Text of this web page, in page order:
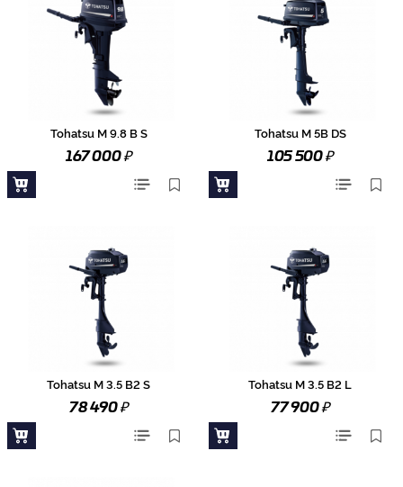
Tohatsu M 9.8 B S
167 000₽
Tohatsu M 5B DS
105 500₽
Tohatsu M 3.5 B2 S
78 490₽
Tohatsu M 3.5 B2 L
77 900₽